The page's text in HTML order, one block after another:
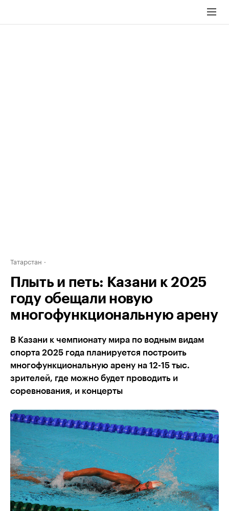
Татарстан
Плыть и петь: Казани к 2025
году обещали новую
многофункциональную арену
В Казани к чемпионату мира по водным видам
спорта 2025 года планируется построить
многофункциональную арену на 12-15 тыс.
зрителей, где можно будет проводить и
соревнования, и концерты